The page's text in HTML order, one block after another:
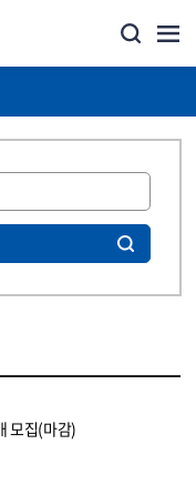
모집(마감)